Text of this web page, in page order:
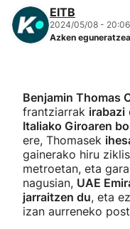
EITB
2024/05/08 - 20:06
Azken eguneratzea
Benjamin Thomas
frantziarrak irabazi
Italiako Giroaren
ere, Thomasek
gainerako hiru
metroetan, eta
nagusian, UAE
jarraitzen du, eta
izan aurreneko